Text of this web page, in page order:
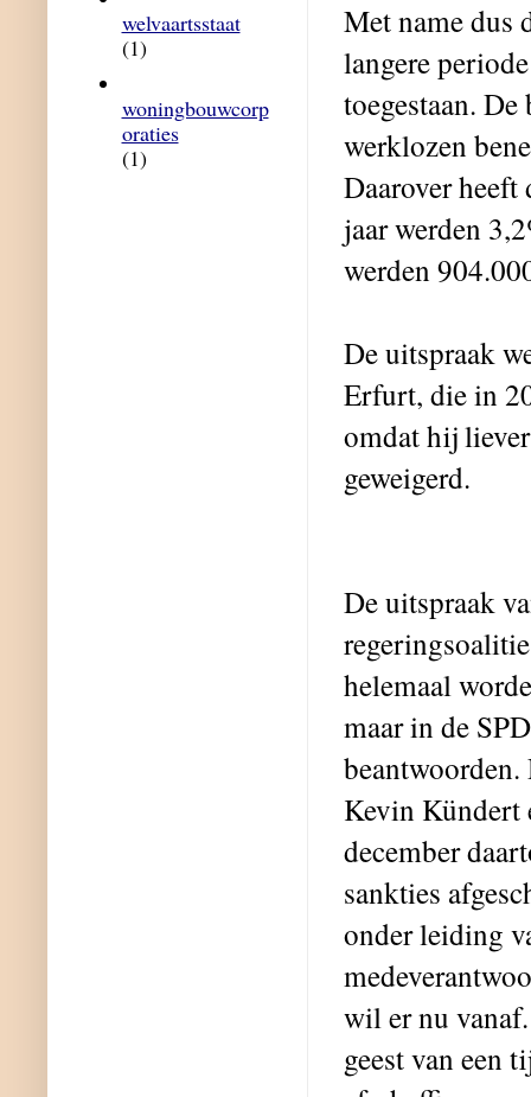
Met name dus
langere
toegestaan.
werklozen
Daarover
jaar werden
werden
De uitspraak
Erfurt, die in
omdat hij
geweigerd.
De uitspraak
helemaal
maar in de
Kevin Kündert
december
sankties
onder leiding
wil er nu
geest van een
welvaartsstaat
(1)
woningbouwcorp
oraties
(1)